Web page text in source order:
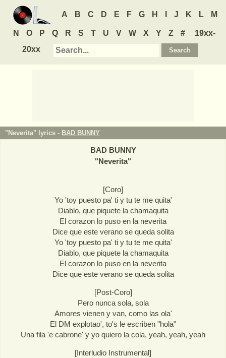
A B C D E F G H J K L M
N O P Q R S T U V W X Y Z #
19xx-
20xx
"Neverita" lyrics - BAD BUNNY
BAD BUNNY
"Neverita"
[Coro]
Yo 'toy puesto pa' ti y tu te me quita'
Diablo, que piquete la chamaquita
El corazon lo puso en la neverita
Dice que este verano se queda solita
Yo 'toy puesto pa' ti y tu te me quita'
Diablo, que piquete la chamaquita
El corazon lo puso en la neverita
Dice que este verano se queda solita
[Post-Coro]
Pero nunca sola, sola
Amores vienen y van, como las ola'
El DM explotao', to's le escriben "hola"
Una fila 'e cabrone' y yo quiero la cola, yeah, yeah, yeah
[Interludio Instrumental]